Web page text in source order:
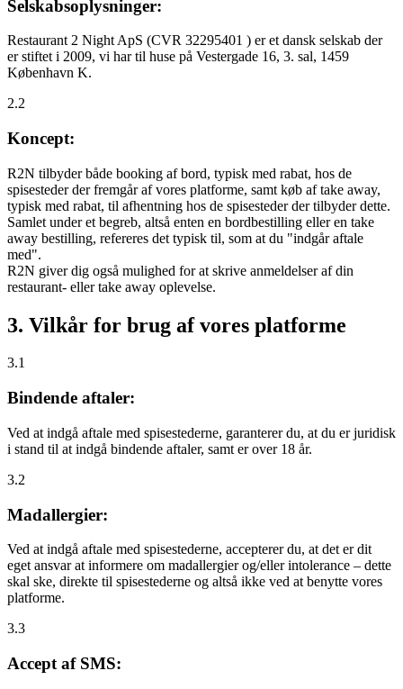
Selskabsoplysninger:
Restaurant 2 Night ApS (CVR 32295401 ) er et dansk selskab der
er stiftet i 2009, vi har til huse på Vestergade 16, 3. sal, 1459
København K.
2.2
Koncept:
R2N tilbyder både booking af bord, typisk med rabat, hos de
spisesteder der fremgår af vores platforme, samt køb af take away,
typisk med rabat, til afhentning hos de spisesteder der tilbyder dette.
Samlet under et begreb, altså enten en bordbestilling eller en take
away bestilling, refereres det typisk til, som at du "indgår aftale
med".
R2N giver dig også mulighed for at skrive anmeldelser af din
restaurant- eller take away oplevelse.
3. Vilkår for brug af vores platforme
3.1
Bindende aftaler:
Ved at indgå aftale med spisestederne, garanterer du, at du er juridisk
i stand til at indgå bindende aftaler, samt er over 18 år.
3.2
Madallergier:
Ved at indgå aftale med spisestederne, accepterer du, at det er dit
eget ansvar at informere om madallergier og/eller intolerance – dette
skal ske, direkte til spisestederne og altså ikke ved at benytte vores
platforme.
3.3
Accept af SMS: